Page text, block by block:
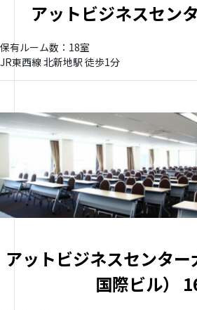
アットビジネスセン
保有ルーム数：18室
JR東西線 北新地駅 徒歩1分
アットビジネスセンタ
国際ビル）